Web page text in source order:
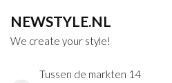
NEWSTYLE.NL
We create your style!
Tussen de markten 14